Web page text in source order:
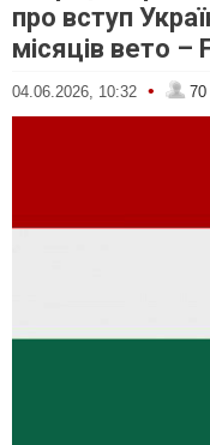
про вступ
місяців вето –
04.06.2026, 10:32 • 70